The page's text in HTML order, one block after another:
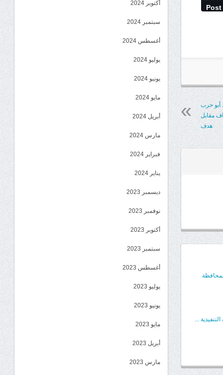
Post
أبو حرب
مقابل
هدف
...
أكتوبر 2024
سبتمبر 2024
أغسطس 2024
يوليو 2024
يونيو 2024
مايو 2024
أبريل 2024
مارس 2024
فبراير 2024
يناير 2024
ديسمبر 2023
نوفمبر 2023
أكتوبر 2023
سبتمبر 2023
أغسطس 2023
يوليو 2023
يونيو 2023
مايو 2023
أبريل 2023
مارس 2023